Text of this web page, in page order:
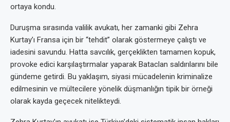
ortaya kondu.
Duruşma sırasında valilik avukatı, her zamanki gibi Zehra
Kurtay’ı Fransa için bir “tehdit” olarak göstermeye çalıştı ve
iadesini savundu. Hatta savcılık, gerçeklikten tamamen kopuk,
provoke edici karşılaştırmalar yaparak Bataclan saldırılarını bile
gündeme getirdi. Bu yaklaşım, siyasi mücadelenin kriminalize
edilmesinin ve mültecilere yönelik düşmanlığın tipik bir örneği
olarak kayda geçecek nitelikteydi.